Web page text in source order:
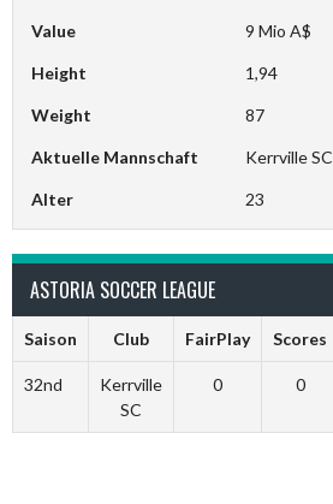
Value 9 Mio A$
Height 1,94
Weight 87
Aktuelle Mannschaft Kerrville SC
Alter 23
ASTORIA SOCCER LEAGUE
Saison Club FairPlay Scores
32nd
Kerrville
SC
0 0